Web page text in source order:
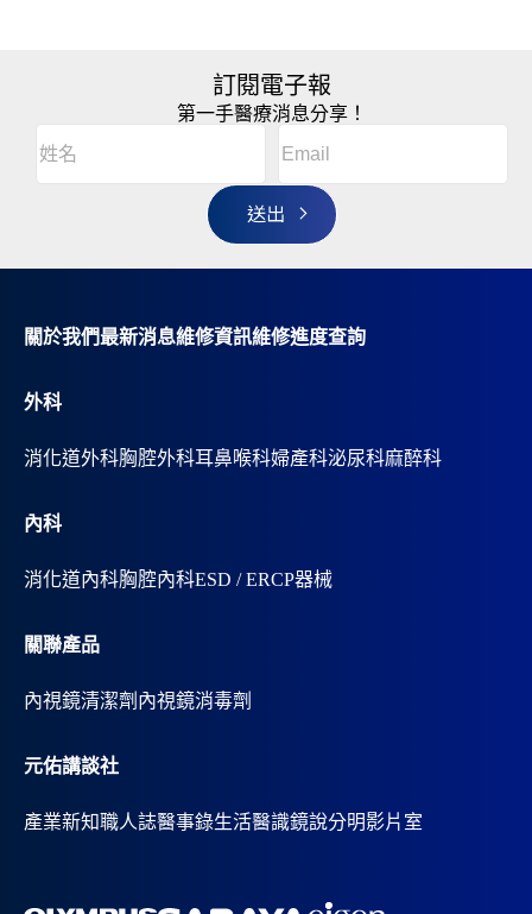
訂閱電子報
第一手醫療消息分享！
名
(Required)
r
n
v
e
關於我們最新消息維修資訊維修進度查詢
外科
消化道外科胸腔外科耳鼻喉科婦產科泌尿科麻醉科
內科
消化道內科胸腔內科ESD / ERCP器械
關聯產品
內視鏡清潔劑 內視鏡消毒劑
元佑講談社
產業新知職人誌醫事錄生活醫識鏡說分明影片室